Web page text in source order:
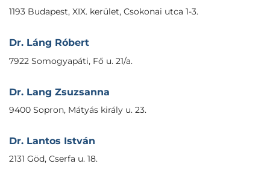
1193 Budapest, XIX. kerület, Csokonai utca 1-3.
Dr. Láng Róbert
7922 Somogyapáti, Fő u. 21/a.
Dr. Lang Zsuzsanna
9400 Sopron, Mátyás király u. 23.
Dr. Lantos István
2131 Göd, Cserfa u. 18.